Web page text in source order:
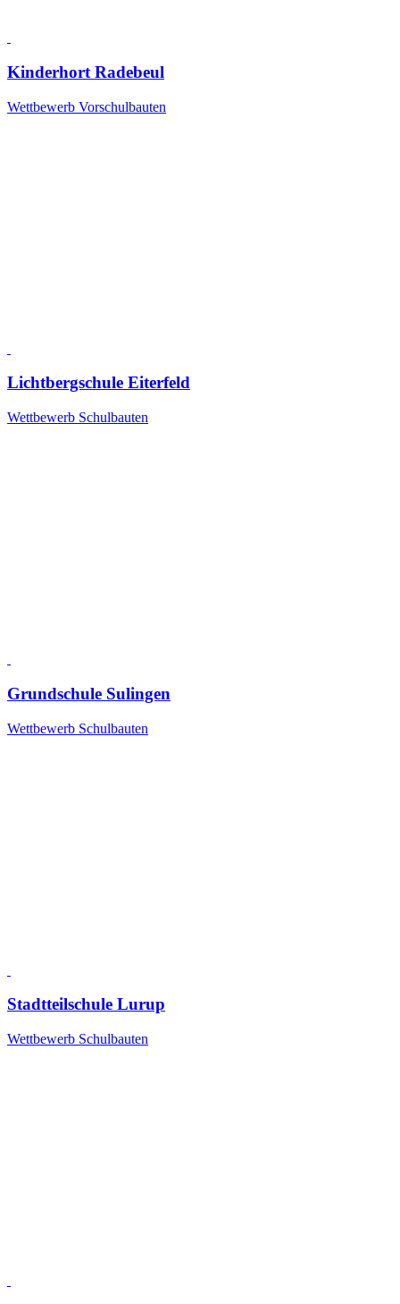
Kinderhort Radebeul
Wettbewerb Vorschulbauten
Lichtbergschule Eiterfeld
Wettbewerb Schulbauten
Grundschule Sulingen
Wettbewerb Schulbauten
Stadtteilschule Lurup
Wettbewerb Schulbauten